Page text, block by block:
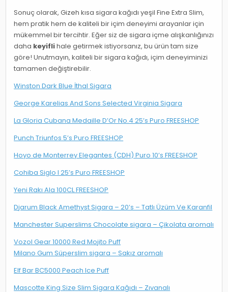
Sonuç olarak, Gizeh kısa sigara kağıdı yeşil Fine Extra Slim,
hem pratik hem de kaliteli bir içim deneyimi arayanlar için
mükemmel bir tercihtir. Eğer siz de sigara içme alışkanlığınızı
daha keyiflihale getirmek istiyorsanız, bu ürün tam size
göre! Unutmayın, kaliteli bir sigara kağıdı, içim deneyiminizi
tamamen değiştirebilir.
Winston Dark Blue İthal Sigara
George Karelias And Sons Selected Virginia Sigara
La Gloria Cubana Medaille D’Or No.4 25’s Puro FREESHOP
Punch Triunfos 5’s Puro FREESHOP
Hoyo de Monterrey Elegantes (CDH) Puro 10’s FREESHOP
Cohiba Siglo I 25’s Puro FREESHOP
Yeni Rakı Ala 100CL FREESHOP
Djarum Black Amethyst Sigara – 20’s – Tatlı Üzüm Ve Karanfil
Manchester Superslims Chocolate sigara – Çikolata aromalı
Vozol Gear 10000 Red Mojito Puff
Milano Gum Süperslim sigara – Sakız aromalı
Elf Bar BC5000 Peach Ice Puff
Mascotte King Size Slim Sigara Kağıdı – Zıvanalı